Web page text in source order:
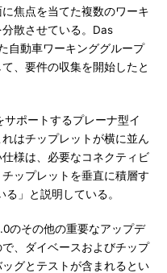
焦点を当てた複数のワーキ
散させている。Das
自動車ワーキンググループ
、要件の収集を開始したと
ポートするプレーナ型イ
はチップレットが横に並ん
様は、必要なコネクティビ
ップレットを垂直に積層す
」と説明している。
のその他の重要なアップデ
、ダイベースおよびチップ
グとテストが含まれるとい